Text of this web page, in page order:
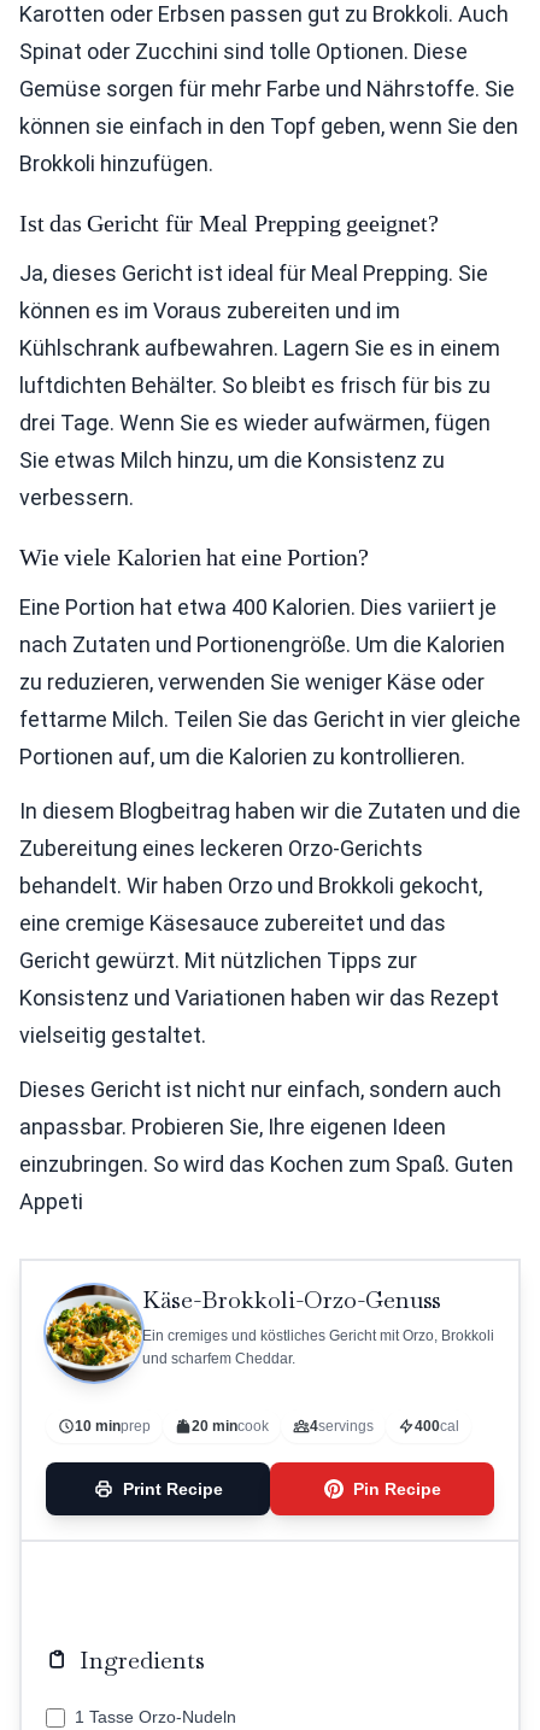
Karotten oder Erbsen passen gut zu Brokkoli. Auch
Spinat oder Zucchini sind tolle Optionen. Diese
Gemüse sorgen für mehr Farbe und Nährstoffe. Sie
können sie einfach in den Topf geben, wenn Sie den
Brokkoli hinzufügen.
Ist das Gericht für Meal Prepping geeignet?
Ja, dieses Gericht ist ideal für Meal Prepping. Sie
können es im Voraus zubereiten und im
Kühlschrank aufbewahren. Lagern Sie es in einem
luftdichten Behälter. So bleibt es frisch für bis zu
drei Tage. Wenn Sie es wieder aufwärmen, fügen
Sie etwas Milch hinzu, um die Konsistenz zu
verbessern.
Wie viele Kalorien hat eine Portion?
Eine Portion hat etwa 400 Kalorien. Dies variiert je
nach Zutaten und Portionengröße. Um die Kalorien
zu reduzieren, verwenden Sie weniger Käse oder
fettarme Milch. Teilen Sie das Gericht in vier gleiche
Portionen auf, um die Kalorien zu kontrollieren.
In diesem Blogbeitrag haben wir die Zutaten und die
Zubereitung eines leckeren Orzo-Gerichts
behandelt. Wir haben Orzo und Brokkoli gekocht,
eine cremige Käsesauce zubereitet und das
Gericht gewürzt. Mit nützlichen Tipps zur
Konsistenz und Variationen haben wir das Rezept
vielseitig gestaltet.
Dieses Gericht ist nicht nur einfach, sondern auch
anpassbar. Probieren Sie, Ihre eigenen Ideen
einzubringen. So wird das Kochen zum Spaß. Guten
Appeti
Käse-Brokkoli-Orzo-Genuss
Ein cremiges und köstliches Gericht mit Orzo, Brokkoli
und scharfem Cheddar.
10 minprep 20 mincook 4servings 400cal
Print Recipe Pin Recipe
Ingredients
1 Tasse Orzo-Nudeln